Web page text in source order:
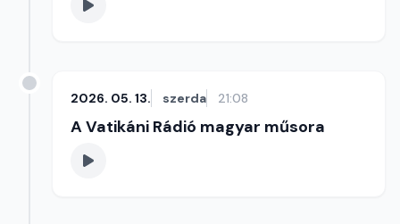
2026. 05. 13. szerda 21:08
A Vatikáni Rádió magyar műsora